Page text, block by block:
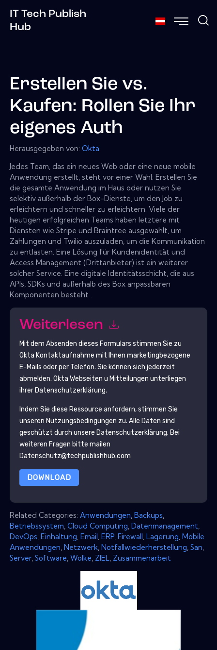
IT Tech Publish
Hub
Erstellen Sie vs.
Kaufen: Rollen Sie Ihr
eigenes Auth
Herausgegeben von: Okta
Jedes Team, das ein neues Web oder eine neue mobile
Anwendung erstellt, steht vor einer Wahl: Erstellen Sie
die gesamte Anwendung im Haus oder nutzen Sie
selektiv außerhalb der Box-Dienste, um den Job zu
erleichtern und schneller zu erleichtern. Viele der
heutigen erfolgreichen Teams haben letztere mit
Diensten wie Stripe und Braintree ausgewählt, um
Zahlungen und Twilio auszuladen, um die Kommunikation
zu entlasten. Eine Lösung für Kundenidentität und
Access Management (Drittanbieter) ist ein weiterer
solcher Service. Eine digitale Identitätsschicht, die aus
APIs, SDKs und außerhalb des Box anpassbaren
Komponenten besteht .
Weiterlesen
Mit dem Absenden dieses Formulars stimmen Sie zu
Okta Kontaktaufnahme mit Ihnen marketingbezogene
E-Mails oder per Telefon. Sie können sich jederzeit
abmelden. Okta Webseiten u Mitteilungen unterliegen
ihrer Datenschutzerklärung.
Indem Sie diese Ressource anfordern, stimmen Sie
unseren Nutzungsbedingungen zu. Alle Daten sind
geschützt durch unsere Datenschutzerklärung. Bei
weiteren Fragen bitte mailen
Datenschutz@techpublishhub.com
DOWNLOAD
Related Categories: Anwendungen Backups
Betriebssystem Cloud Computing Datenmanagement
DevOps Einhaltung Email ERP Firewall Lagerung Mobile
Anwendungen Netzwerk Notfallwiederherstellung San
Server, Software Wolke ZIEL Zusammenarbeit